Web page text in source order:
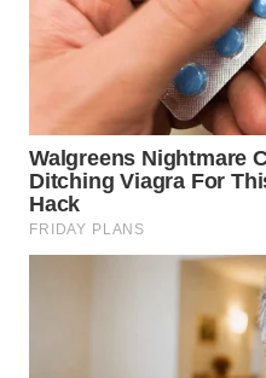
WN
WN
KARAWANG
WN
BEKASI